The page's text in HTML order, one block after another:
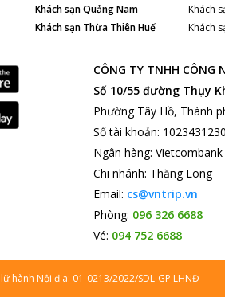
Khách sạnQuảng Nam Khách
Khách sạn Thừa Thiên Huế Khách
CÔNG TY TNHH CÔNG
Số 10/55 đường Thụy
Phường Tây Hồ, Thành
Số tài khoản: 1023431230
Ngân hàng: Vietcombank
Chi nhánh: Thăng Long
Email: cs@vntrip.vn
Phòng: 096 326 6688
Vé: 094 752 6688
hành Nội địa: 01-0213/2022/SDL-GP LHNĐ